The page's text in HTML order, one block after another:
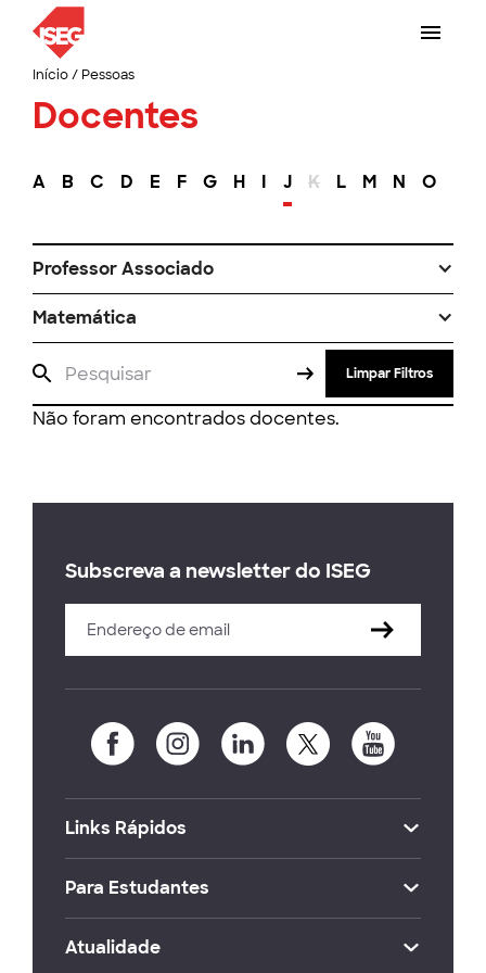
Início/ Pessoas
Docentes
A B C D E F G H I J K L M N O
Professor Associado
Matemática
Limpar Filtros
Não foram encontrados docentes.
Subscreva a newsletter do ISEG
Links Rápidos
Para Estudantes
Atualidade